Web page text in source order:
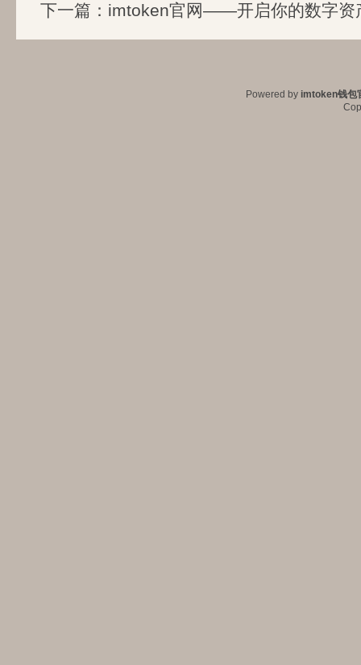
下一篇： imtoken官网——开启你的数字资
Powered by imtoken钱包